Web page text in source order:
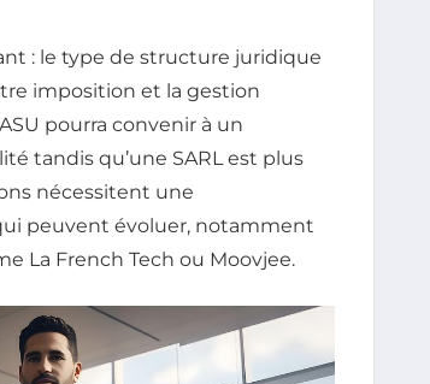
: le type de structure juridique
imposition et la gestion
pourra convenir à un
tandis qu’une SARL est plus
nécessitent une
peuvent évoluer, notamment
La French Tech ou Moovjee.